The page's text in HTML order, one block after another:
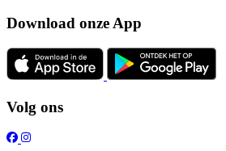
Download onze App
Volg ons